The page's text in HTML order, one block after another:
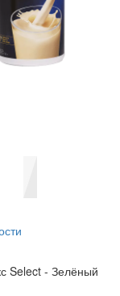
Select - Зелёный